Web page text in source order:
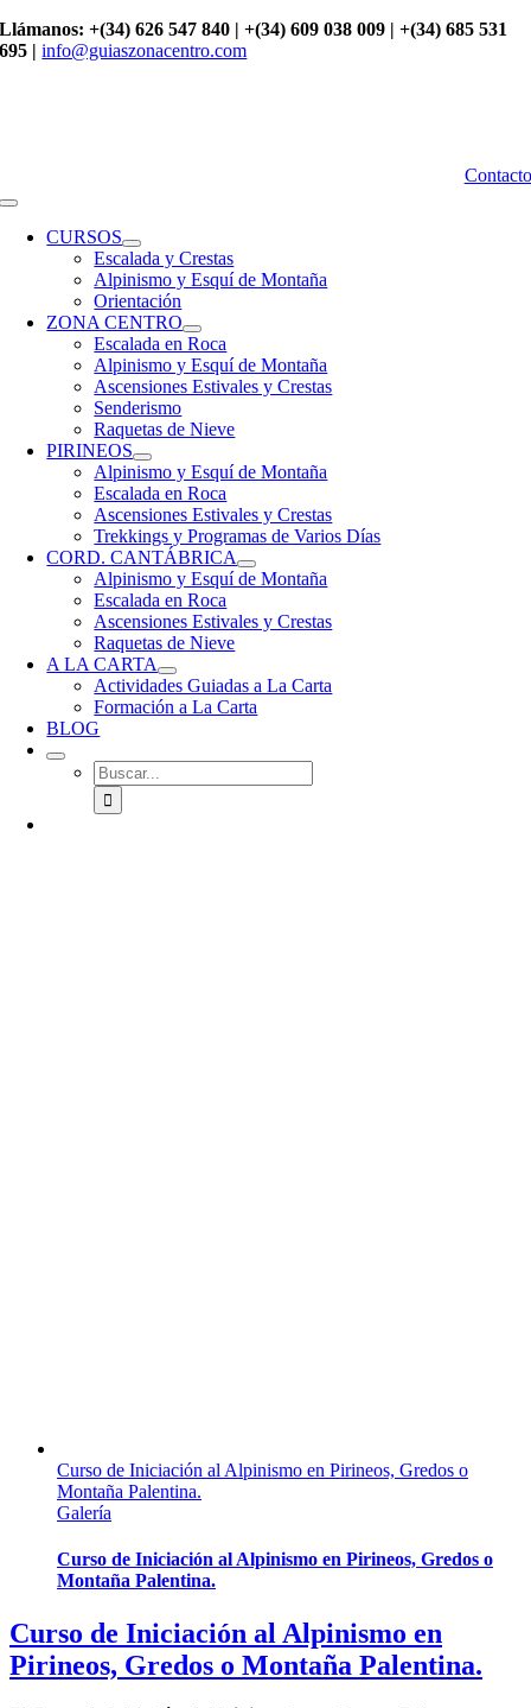
Saltar
al
Llámanos: +(34) 626 547 840 | +(34) 609 038 009 | +(34) 685 531
695 | info@guiaszonacentro.com
Contacto
Toggle
NavigationCURSOS
Escalada y Crestas
Alpinismo y Esquí de Montaña
Orientación
ZONA CENTRO
Escalada en Roca
Alpinismo y Esquí de Montaña
Ascensiones Estivales y Crestas
Senderismo
Raquetas de Nieve
PIRINEOS
Alpinismo y Esquí de Montaña
Escalada en Roca
Ascensiones Estivales y Crestas
Trekkings y Programas de Varios Días
CORD. CANTÁBRICA
Alpinismo y Esquí de Montaña
Escalada en Roca
Ascensiones Estivales y Crestas
Raquetas de Nieve
A LA CARTA
Actividades Guiadas a La Carta
Formación a La Carta
BLOG
Buscar:
Curso de Iniciación al Alpinismo en Pirineos, Gredos o
Montaña Palentina.
Galería
Curso de Iniciación al Alpinismo en Pirineos, Gredos o
Montaña Palentina.
Curso de Iniciación al Alpinismo en
Pirineos, Gredos o Montaña Palentina.